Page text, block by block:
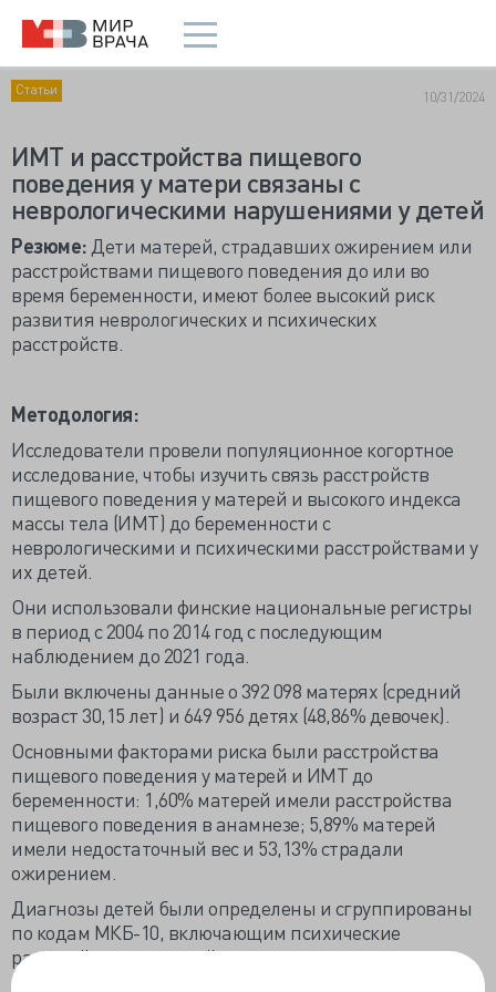
Статьи 10/31/2024
ИМТ и расстройства пищевого
поведения у матери связаны с
неврологическими нарушениями у детей
Резюме: Дети матерей, страдавших ожирением или
расстройствами пищевого поведения до или во
время беременности, имеют более высокий риск
развития неврологических и психических
расстройств.
Методология:
Исследователи провели популяционное когортное
исследование, чтобы изучить связь расстройств
пищевого поведения у матерей и высокого индекса
массы тела (ИМТ) до беременности с
неврологическими и психическими расстройствами у
их детей.
Они использовали финские национальные регистры
в период с 2004 по 2014 год с последующим
наблюдением до 2021 года.
Были включены данные о 392 098 матерях (средний
возраст 30,15 лет) и 649 956 детях (48,86% девочек).
Основными факторами риска были расстройства
пищевого поведения у матерей и ИМТ до
беременности: 1,60% матерей имели расстройства
пищевого поведения в анамнезе; 5,89% матерей
имели недостаточный вес и 53,13% страдали
ожирением.
Диагнозы детей были определены и сгруппированы
по кодам МКБ-10, включающим психические
расстройства, расстройства поведения и
неврологические нарушения, расстройства